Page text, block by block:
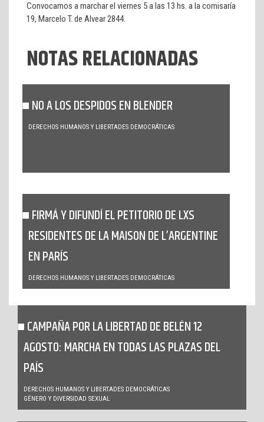
Convocamos a marchar el viernes 5 a las 13 hs. a la comisaría
19, Marcelo T. de Alvear 2844.
NOTAS RELACIONADAS
NO A LOS DESPIDOS EN BLENDER
DERECHOS HUMANOS Y LIBERTADES DEMOCRÁTICAS
FIRMÁ Y DIFUNDÍ EL PETITORIO DE LXS
RESIDENTES DE LA MAISON DE L’ARGENTINE
EN PARÍS
DERECHOS HUMANOS Y LIBERTADES DEMOCRÁTICAS
CAMPAÑA POR LA LIBERTAD DE BELÉN 12
AGOSTO: MARCHA EN TODAS LAS PLAZAS DEL
PAÍS
DERECHOS HUMANOS Y LIBERTADES DEMOCRÁTICAS
GÉNERO Y DIVERSIDAD SEXUAL